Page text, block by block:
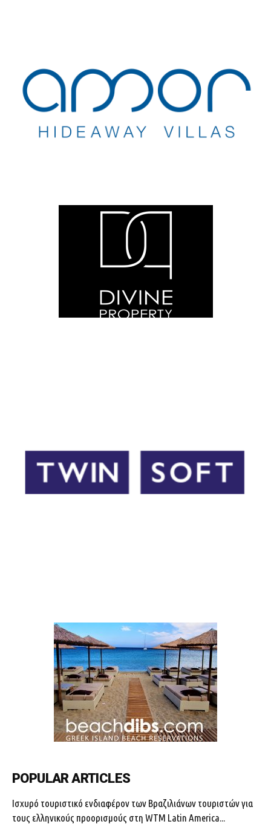
POPULAR ARTICLES
Ισχυρό τουριστικό ενδιαφέρον των Βραζιλιάνων τουριστών για
τους ελληνικούς προορισμούς στη WTM Latin America...